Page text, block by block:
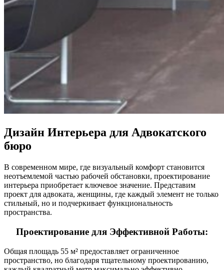
Дизайн Интерьера для Адвокатского
бюро
В современном мире, где визуальный комфорт становится
неотъемлемой частью рабочей обстановки, проектирование
интерьера приобретает ключевое значение. Представим
проект для адвоката, женщины, где каждый элемент не только
стильный, но и подчеркивает функциональность
пространства.
Проектирование для Эффективной Работы:
Общая площадь 55 м² предоставляет ограниченное
пространство, но благодаря тщательному проектированию,